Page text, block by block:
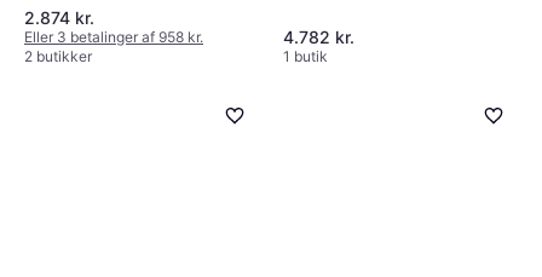
2.874 kr.
Eller 3 betalinger af 958 kr.
2 butikker
4.782 kr.
1 butik